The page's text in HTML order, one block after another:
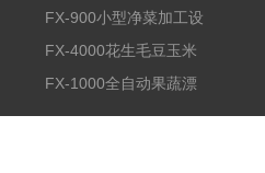
全自动气泡清洗机
FX-900小型净菜加工设
备野菜清洗机
FX-4000花生毛豆玉米
蒸煮漂烫机
FX-1000全自动果蔬漂
烫机